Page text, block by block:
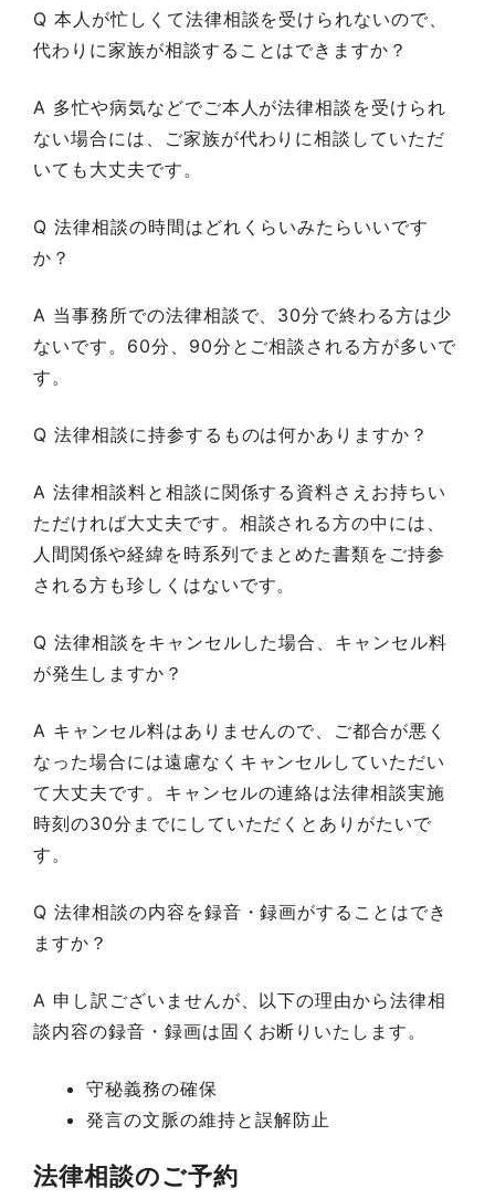
Q 本人が忙しくて法律相談を受けられないので、
代わりに家族が相談することはできますか？
A 多忙や病気などでご本人が法律相談を受けられ
ない場合には、ご家族が代わりに相談していただ
いても大丈夫です。
Q 法律相談の時間はどれくらいみたらいいです
か？
A 当事務所での法律相談で、30分で終わる方は少
ないです。60分、90分とご相談される方が多いで
す。
Q 法律相談に持参するものは何かありますか？
A 法律相談料と相談に関係する資料さえお持ちい
ただければ大丈夫です。相談される方の中には、
人間関係や経緯を時系列でまとめた書類をご持参
される方も珍しくはないです。
Q 法律相談をキャンセルした場合、キャンセル料
が発生しますか？
A キャンセル料はありませんので、ご都合が悪く
なった場合には遠慮なくキャンセルしていただい
て大丈夫です。キャンセルの連絡は法律相談実施
時刻の30分までにしていただくとありがたいで
す。
Q 法律相談の内容を録音・録画がすることはでき
ますか？
A 申し訳ございませんが、以下の理由から法律相
談内容の録音・録画は固くお断りいたします。
守秘義務の確保
発言の文脈の維持と誤解防止
法律相談のご予約